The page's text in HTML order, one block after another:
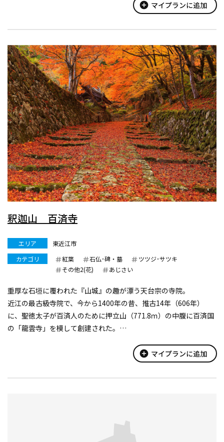
add_circle マイプランに追加
釈迦山 百済寺
エリア
東近江市
カテゴリ
紅葉 石仏･碑・墓
ツツジ･サツキ
その他2(花)
あじさい
重厚な石垣に覆われた『山城』の趣が漂う天台宗の寺院。
近江の最古級寺院で、今から1400年の昔、推古14年（606年）
に、聖徳太子が百済人のために押立山（771.8ｍ）の中腹に百済国
の「龍雲寺」を模して創建された。
add_circle マイプランに追加